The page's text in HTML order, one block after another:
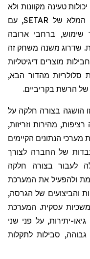
טעינה מקוונות ולא
המלא של SETAR, עם
שימוש, ברחבי ארובה
שדרוג משנה משחק זה
מוצרים דיגיטליות
סלולריות מהדור הבא,
הרשת בקריביים.
הושגה בצורה חלקה על
מהירות וזריזות,
הנתונים הקיימים
של החברה לצורך
לעבור בצורה חלקה
ולהפעיל את המערכת
והביצועים של הגרסה,
עסקית. המערכת
יתירות, על פני שני
סבילות לתקלות